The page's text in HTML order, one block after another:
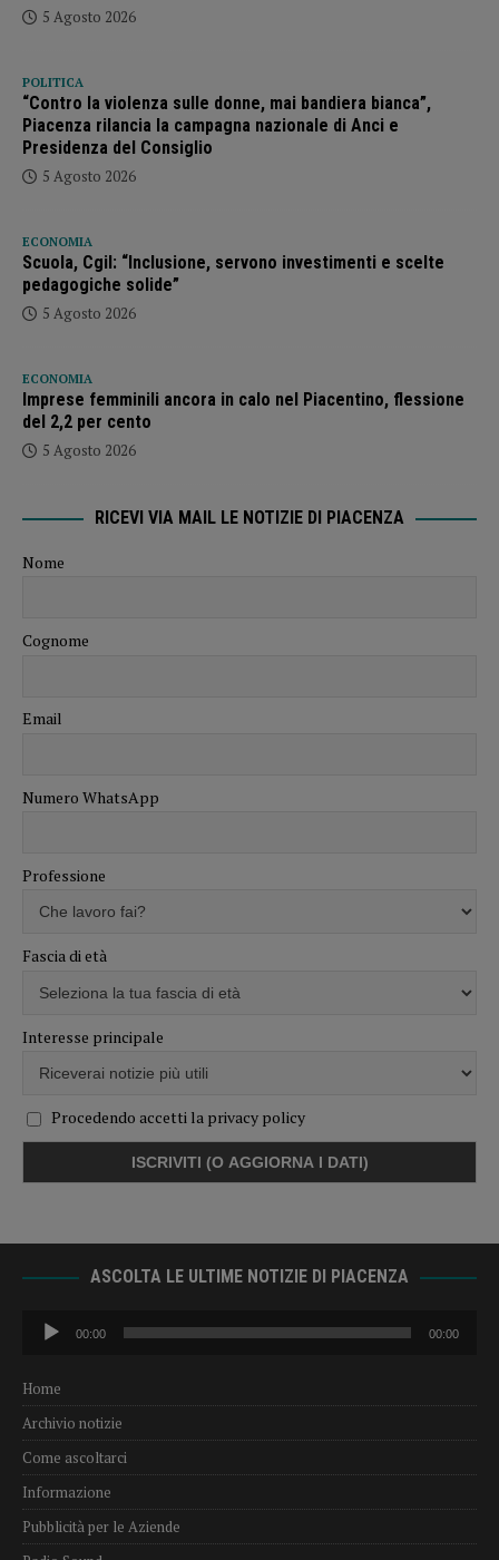
5 Agosto 2026
POLITICA
“Contro la violenza sulle donne, mai bandiera bianca”,
Piacenza rilancia la campagna nazionale di Anci e
Presidenza del Consiglio
5 Agosto 2026
ECONOMIA
Scuola, Cgil: “Inclusione, servono investimenti e scelte
pedagogiche solide”
5 Agosto 2026
ECONOMIA
Imprese femminili ancora in calo nel Piacentino, flessione
del 2,2 per cento
5 Agosto 2026
RICEVI VIA MAIL LE NOTIZIE DI PIACENZA
Nome
Cognome
Email
Numero WhatsApp
Professione
Fascia di età
Interesse principale
Procedendo accetti la privacy policy
ASCOLTA LE ULTIME NOTIZIE DI PIACENZA
Audio
Player
00:00 00:00
Home
Archivio notizie
Come ascoltarci
Informazione
Pubblicità per le Aziende